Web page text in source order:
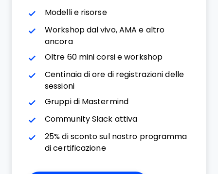
Modelli e risorse
Workshop dal vivo, AMA e altro
ancora
Oltre 60 mini corsi e workshop
Centinaia di ore di registrazioni delle
sessioni
Gruppi di Mastermind
Community Slack attiva
25% di sconto sul nostro programma
di certificazione